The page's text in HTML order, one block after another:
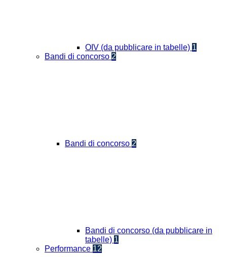
OIV (da pubblicare in tabelle) 1
Bandi di concorso 2
Bandi di concorso 2
Bandi di concorso (da pubblicare in
tabelle) 1
Performance 12